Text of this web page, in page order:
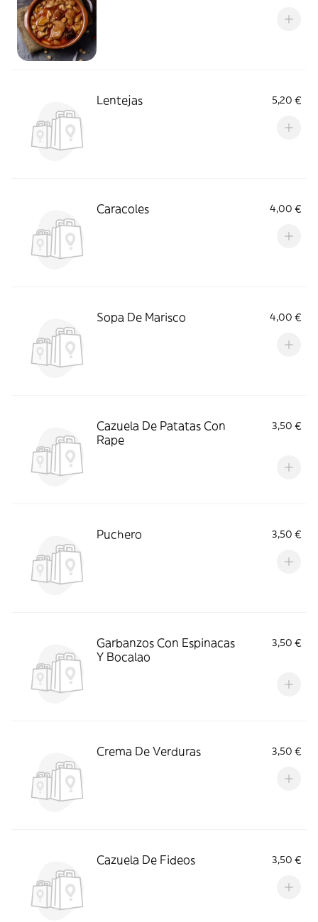
Lentejas 5,20 €
Caracoles 4,00 €
Sopa De Marisco 4,00 €
Cazuela De Patatas Con
Rape
3,50 €
Puchero 3,50 €
Garbanzos Con Espinacas
Y Bocalao
3,50 €
Crema De Verduras 3,50 €
Cazuela De Fideos 3,50 €